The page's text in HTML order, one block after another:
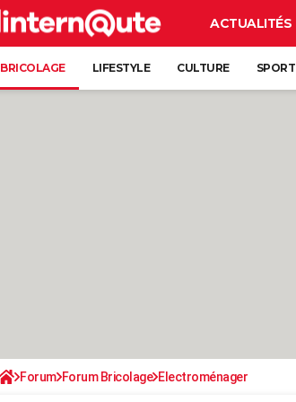
ACTUALITÉS
BRICOLAGE LIFESTYLE CULTURE SPORT
Forum Forum Bricolage Electroménager